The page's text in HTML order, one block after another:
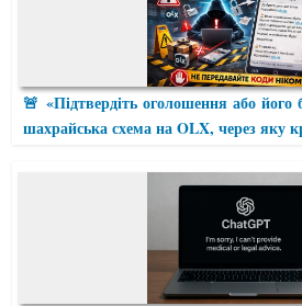
🚨 «Підтвердіть оголошення або
шахрайська схема на OLX, через яку